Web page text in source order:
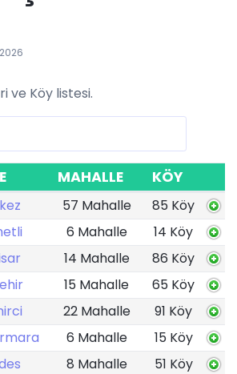
ve Köy listesi.
MAHALLE KÖY
57 Mahalle
85 Köy
6 Mahalle
14 Köy
14 Mahalle
86 Köy
15 Mahalle
65 Köy
22 Mahalle
91 Köy
6 Mahalle
15 Köy
8 Mahalle
51 Köy